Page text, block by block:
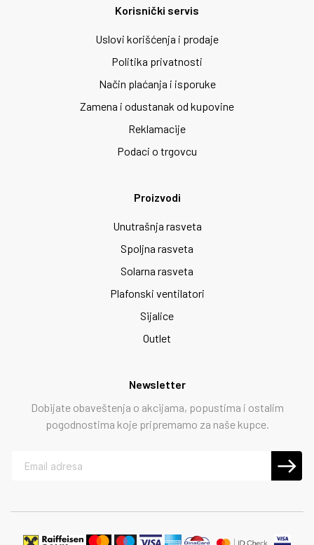
Korisnički servis
Uslovi korišćenja i prodaje
Politika privatnosti
Način plaćanja i isporuke
Zamena i odustanak od kupovine
Reklamacije
Podaci o trgovcu
Proizvodi
Unutrašnja rasveta
Spoljna rasveta
Solarna rasveta
Plafonski ventilatori
Sijalice
Outlet
Newsletter
Dobijate obaveštenja o akcijama, popustima i ostalim
pogodnostima koje pripremamo za naše kupce.